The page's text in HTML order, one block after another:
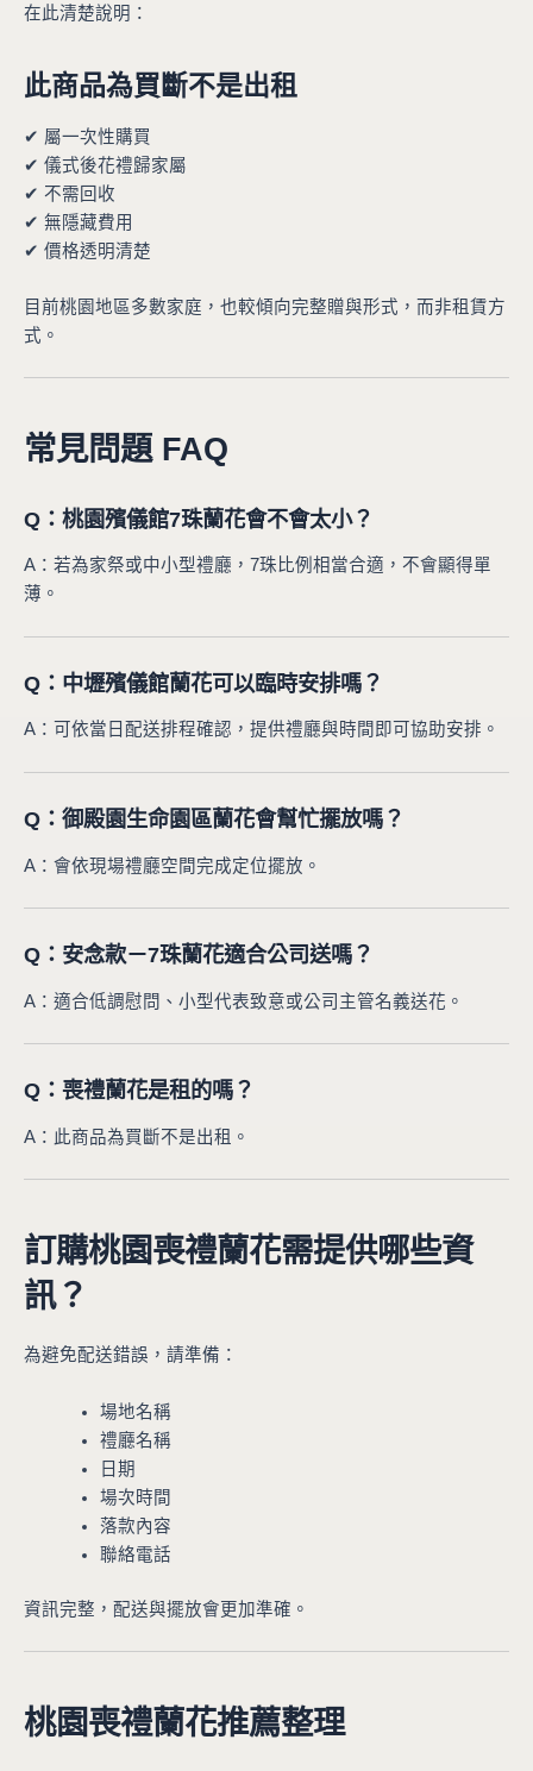
在此清楚說明：
此商品為買斷不是出租
✔ 屬一次性購買
✔ 儀式後花禮歸家屬
✔ 不需回收
✔ 無隱藏費用
✔ 價格透明清楚
目前桃園地區多數家庭，也較傾向完整贈與形式，而非租賃方
式。
常見問題 FAQ
Q：桃園殯儀館7珠蘭花會不會太小？
A：若為家祭或中小型禮廳，7珠比例相當合適，不會顯得單
薄。
Q：中壢殯儀館蘭花可以臨時安排嗎？
A：可依當日配送排程確認，提供禮廳與時間即可協助安排。
Q：御殿園生命園區蘭花會幫忙擺放嗎？
A：會依現場禮廳空間完成定位擺放。
Q：安念款－7珠蘭花適合公司送嗎？
A：適合低調慰問、小型代表致意或公司主管名義送花。
Q：喪禮蘭花是租的嗎？
A：此商品為買斷不是出租。
訂購桃園喪禮蘭花需提供哪些資
訊？
為避免配送錯誤，請準備：
場地名稱
禮廳名稱
日期
場次時間
落款內容
聯絡電話
資訊完整，配送與擺放會更加準確。
桃園喪禮蘭花推薦整理